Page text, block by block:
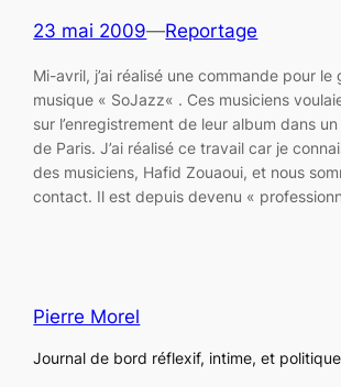
23 mai 2009—Reportage
Mi-avril, j’ai réalisé une commande pour le
musique « SoJazz« . Ces musiciens
sur l’enregistrement de leur album dans
de Paris. J’ai réalisé ce travail car je
des musiciens, Hafid Zouaoui, et nous
contact. Il est depuis devenu «
Pierre Morel
Journal de bord réflexif, intime, et politique